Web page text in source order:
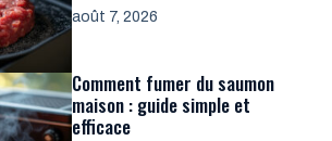
août 7, 2026
Comment fumer du saumon
maison : guide simple et
efficace